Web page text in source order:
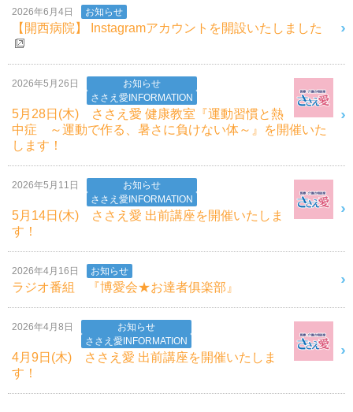
2026年6月4日 お知らせ
【開西病院】 Instagramアカウントを開設いたしました
2026年5月26日
お知らせ
ささえ愛INFORMATION
5月28日(木) ささえ愛 健康教室『運動習慣と熱
中症 ～運動で作る、暑さに負けない体～』を開催いた
します！
2026年5月11日
お知らせ
ささえ愛INFORMATION
5月14日(木) ささえ愛 出前講座を開催いたしま
す！
2026年4月16日 お知らせ
ラジオ番組 『博愛会★お達者俱楽部』
2026年4月8日
お知らせ
ささえ愛INFORMATION
4月9日(木) ささえ愛 出前講座を開催いたしま
す！